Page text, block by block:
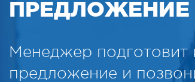
ПРЕДЛОЖЕНИЕ
Менеджер подготовит
предложение и